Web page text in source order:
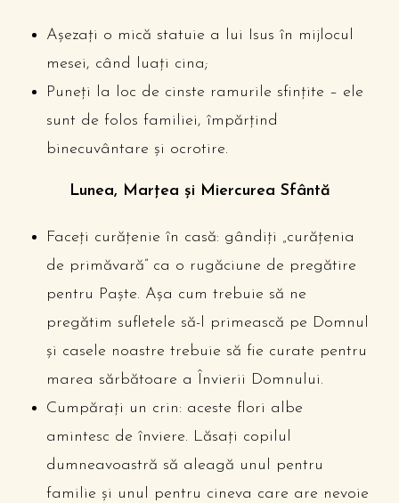
Așezați o mică statuie a lui Isus în mijlocul
mesei, când luați cina;
Puneți la loc de cinste ramurile sfințite – ele
sunt de folos familiei, împărțind
binecuvântare și ocrotire.
Lunea, Marțea și Miercurea Sfântă
Faceți curățenie în casă: gândiți „curățenia
de primăvară” ca o rugăciune de pregătire
pentru Paște. Așa cum trebuie să ne
pregătim sufletele să-l primească pe Domnul
și casele noastre trebuie să fie curate pentru
marea sărbătoare a Învierii Domnului.
Cumpărați un crin: aceste flori albe
amintesc de înviere. Lăsați copilul
dumneavoastră să aleagă unul pentru
familie și unul pentru cineva care are nevoie